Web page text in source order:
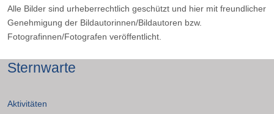
Alle Bilder sind urheberrechtlich geschützt und hier mit freundlicher
Genehmigung der Bildautorinnen/Bildautoren bzw.
Fotografinnen/Fotografen veröffentlicht.
Sternwarte
Aktivitäten